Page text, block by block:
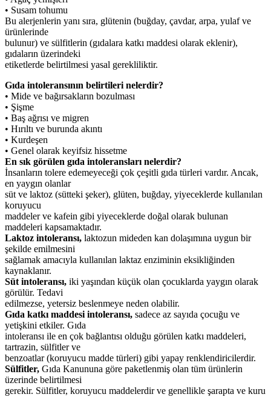
• Susam tohumu
Bu alerjenlerin yanı sıra, glütenin (buğday, çavdar, arpa, yulaf ve
ürünlerinde
bulunur) ve sülfitlerin (gıdalara katkı maddesi olarak eklenir),
gıdaların üzerindeki
etiketlerde belirtilmesi yasal gerekliliktir.
Gıda intoleransının belirtileri nelerdir?
• Mide ve bağırsakların bozulması
• Şişme
• Baş ağrısı ve migren
• Hırıltı ve burunda akıntı
• Kurdeşen
• Genel olarak keyifsiz hissetme
En sık görülen gıda intoleransları nelerdir?
İnsanların tolere edemeyeceği çok çeşitli gıda türleri vardır. Ancak,
en yaygın olanlar
süt ve laktoz (sütteki şeker), glüten, buğday, yiyeceklerde kullanılan
koruyucu
maddeler ve kafein gibi yiyeceklerde doğal olarak bulunan
maddeleri kapsamaktadır.
Laktoz intoleransı, laktozun mideden kan dolaşımına uygun bir
şekilde emilmesini
sağlamak amacıyla kullanılan laktaz enziminin eksikliğinden
kaynaklanır.
Süt intoleransı, iki yaşından küçük olan çocuklarda yaygın olarak
görülür. Tedavi
edilmezse, yetersiz beslenmeye neden olabilir.
Gıda katkı maddesi intoleransı, sadece az sayıda çocuğu ve
yetişkini etkiler. Gıda
intoleransı ile en çok bağlantısı olduğu görülen katkı maddeleri,
tartrazin, sülfitler ve
benzoatlar (koruyucu madde türleri) gibi yapay renklendiricilerdir.
Sülfitler, Gıda Kanununa göre paketlenmiş olan tüm ürünlerin
üzerinde belirtilmesi
gerekir. Sülfitler, koruyucu maddelerdir ve genellikle şarapta ve kuru